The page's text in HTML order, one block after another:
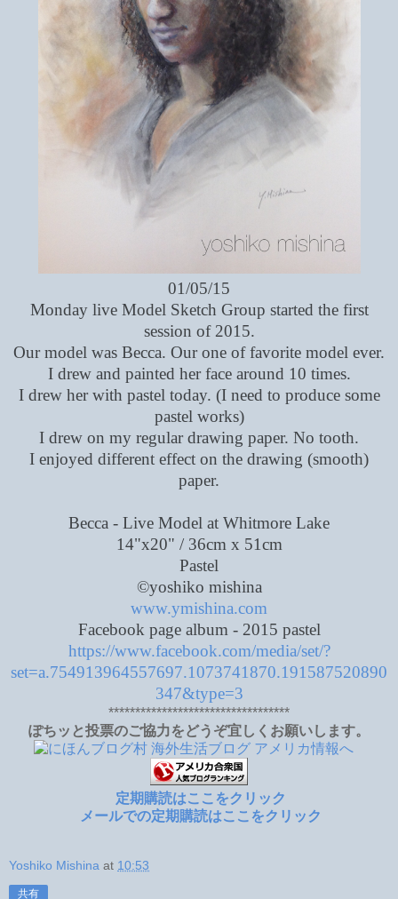
01/05/15
Monday live Model Sketch Group started the first
session of 2015.
Our model was Becca. Our one of favorite model ever.
I drew and painted her face around 10 times.
I drew her with pastel today. (I need to produce some
pastel works)
I drew on my regular drawing paper. No tooth.
I enjoyed different effect on the drawing (smooth)
paper.
Becca - Live Model at Whitmore Lake
14"x20" / 36cm x 51cm
Pastel
©yoshiko mishina
www.ymishina.com
Facebook page album - 2015 pastel
https://www.facebook.com/media/set/?
set=a.754913964557697.1073741870.191587520890
347&type=3
**********************************
ぽちッと投票のご協力をどうぞ宜しくお願いします。
定期購読はここをクリック
メールでの定期購読はここをクリック
Yoshiko Mishina at 10:53
共有